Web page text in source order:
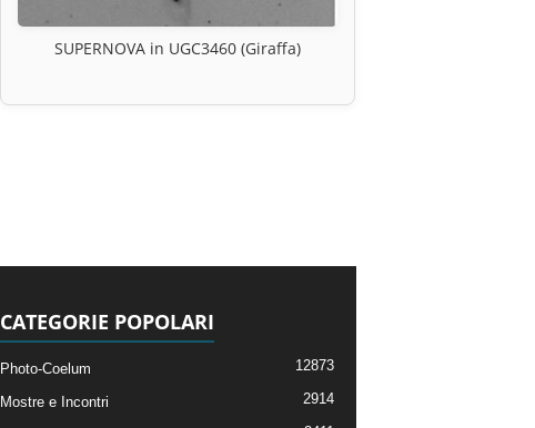
SUPERNOVA in UGC3460 (Giraffa)
CATEGORIE POPOLARI
Photo-Coelum 12873
Mostre e Incontri 2914